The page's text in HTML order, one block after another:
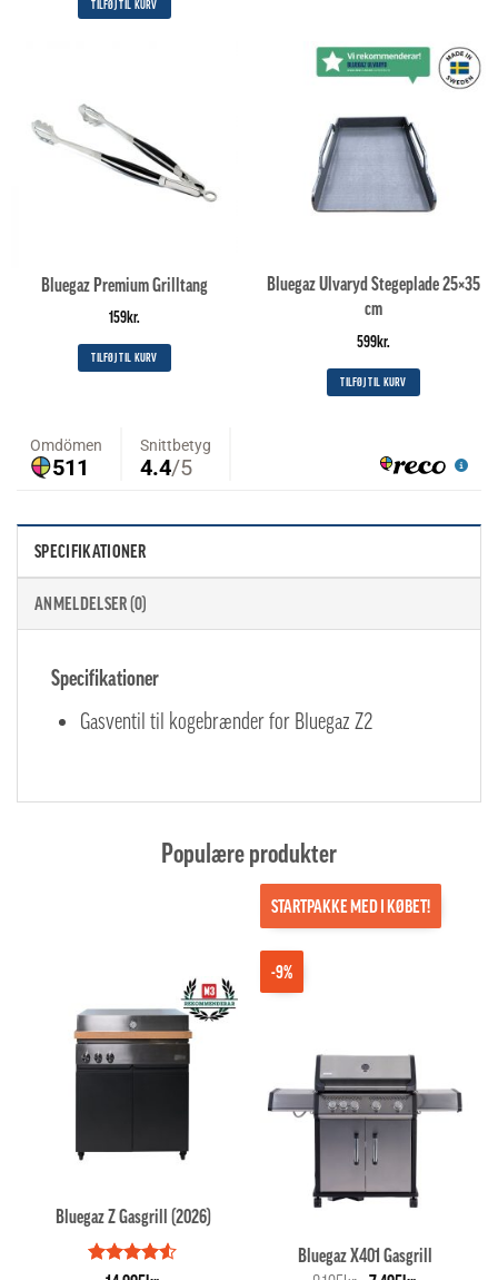
TILFØJ TIL KURV
Bluegaz Premium Grilltang
159kr.
TILFØJ TIL KURV
Bluegaz Ulvaryd Stegeplade 25×35
cm
599kr.
TILFØJ TIL KURV
SPECIFIKATIONER
ANMELDELSER (0)
Specifikationer
Gasventil til kogebrænder for Bluegaz Z2
Populære produkter
Bluegaz Z Gasgrill (2026)
-9%
STARTPAKKE MED I KØBET!
Bluegaz X401 Gasgrill